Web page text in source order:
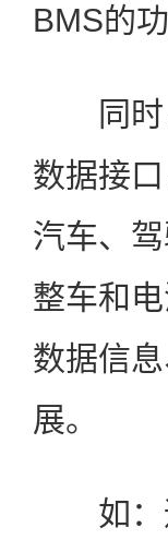
BMS的
同时，
数据接
汽车、
整车和
数据信
展。
如：通